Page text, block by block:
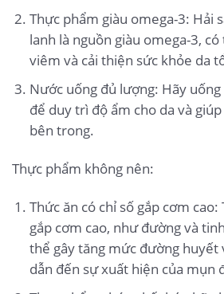
Thực phẩm giàu omega-3: Hải
lanh là nguồn giàu omega-3,
viêm và cải thiện sức khỏe da
Nước uống đủ lượng: Hãy
để duy trì độ ẩm cho da và
bên trong.
Thực phẩm không nên:
Thức ăn có chỉ số gắp cơm cao:
gắp cơm cao, như đường và
thể gây tăng mức đường huyết
dẫn đến sự xuất hiện của mụn